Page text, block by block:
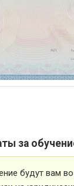
за
будут вам